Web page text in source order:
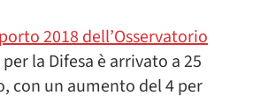
2018 dell’Osservatorio
la Difesa è arrivato a 25
con un aumento del 4 per